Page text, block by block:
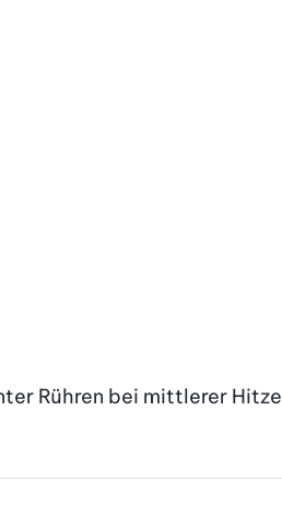
Rühren bei mittlerer Hitze